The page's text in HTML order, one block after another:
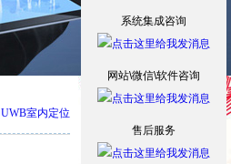
UWB室内定位
系统集成咨询
网站\微信\软件咨询
售后服务